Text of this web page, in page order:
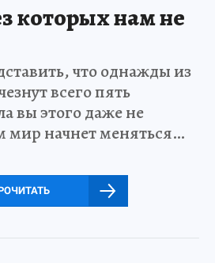
которых нам не
что однажды из
всего пять
вы этого даже не
мир начнет меняться…